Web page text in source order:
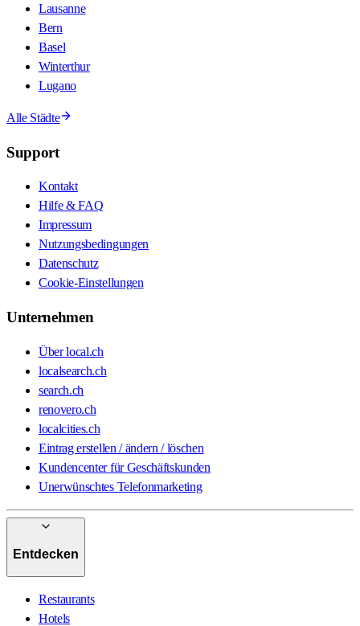
Lausanne
Bern
Basel
Winterthur
Lugano
Alle Städte
Support
Kontakt
Hilfe & FAQ
Impressum
Nutzungsbedingungen
Datenschutz
Cookie-Einstellungen
Unternehmen
Über local.ch
localsearch.ch
search.ch
renovero.ch
localcities.ch
Eintrag erstellen / ändern / löschen
Kundencenter für Geschäftskunden
Unerwünschtes Telefonmarketing
Entdecken
Restaurants
Hotels